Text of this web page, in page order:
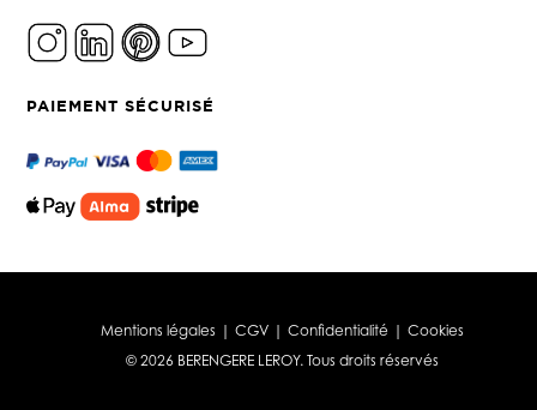
PAIEMENT SÉCURISÉ
Mentions légales | CGV | Confidentialité | Cookies
© 2026 BERENGERE LEROY. Tous droits réservés